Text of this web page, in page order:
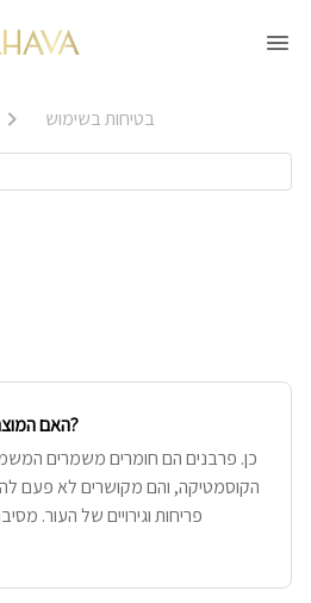
בטיחות בשימוש
האם המוצרים שלכם נקיים מפרבנים?
כן. פרבנים הם חומרים משמרים
הקוסמטיקה, והם מקושרים לא פעם
פריחות וגירויים של העור.